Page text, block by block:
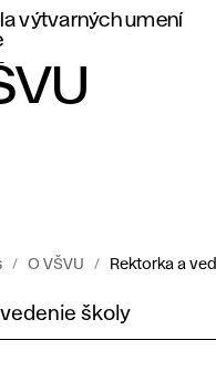
výtvarných umení
O VŠVU Rektorka a
školy